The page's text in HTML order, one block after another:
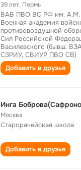
39 лет, Пермь
ВАВ ПВО ВС РФ им. А.М.
Военная академия
противовоздушной
Сил Российской
Василевского (бывш.
СЗРИУ, СВИУР ПВО СВ)
Добавить в друзья
Инга
Москва
Старорачейская школа
Добавить в друзья